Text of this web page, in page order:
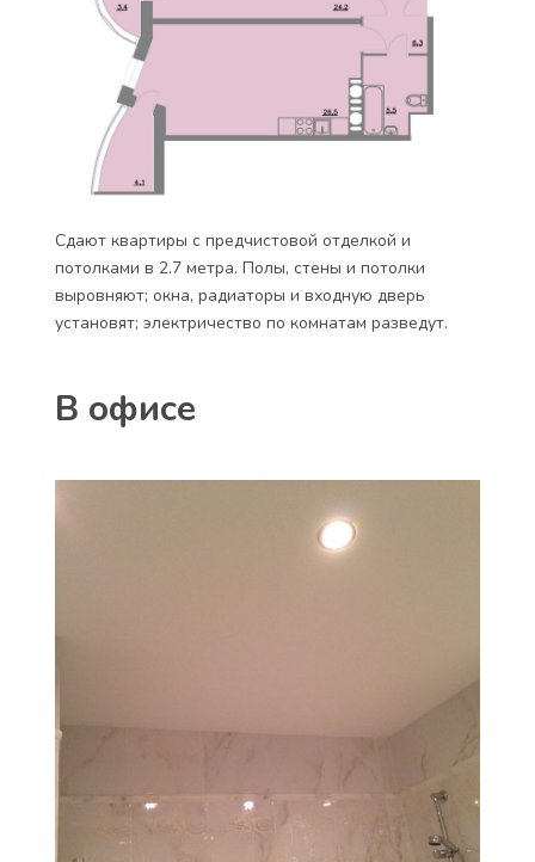
Сдают квартиры с предчистовой отделкой и
потолками в 2.7 метра. Полы, стены и потолки
выровняют; окна, радиаторы и входную дверь
установят; электричество по комнатам разведут.
В офисе